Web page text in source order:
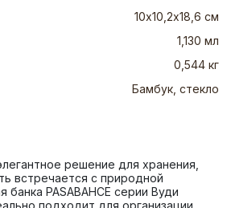
10х10,2х18,6 см
1,130 мл
0,544 кг
Бамбук, стекло
решение для хранения,
встречается с природной
банка PASABAHCE серии Вуди
подходит для организации